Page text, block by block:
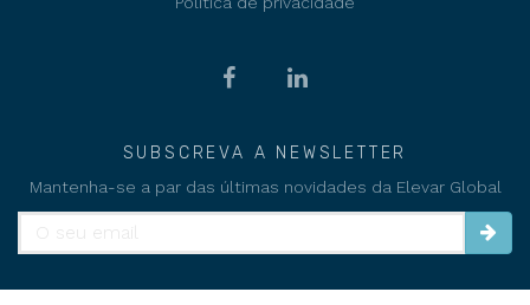
SUBSCREVA A NEWSLETTER
Mantenha-se a par das últimas novidades da Elevar Global